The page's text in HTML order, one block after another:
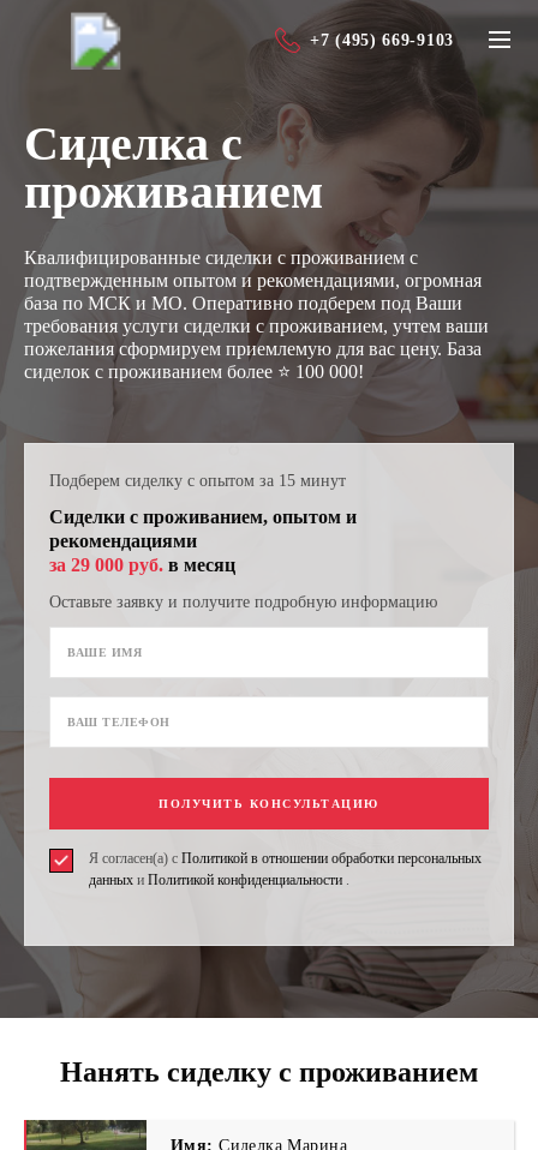
+7 (495) 669-9103
Сиделка с
проживанием
Квалифицированные сиделки с проживанием с
подтвержденным опытом и рекомендациями, огромная
база по МСК и МО. Оперативно подберем под Ваши
требования услуги сиделки с проживанием, учтем ваши
пожелания сформируем приемлемую для вас цену. База
сиделок с проживанием более ⭐ 100 000!
Подберем сиделку с опытом за 15 минут
Сиделки с проживанием, опытом и
рекомендациями
за 29 000 руб. в месяц
Оставьте заявку и получите подробную информацию
ПОЛУЧИТЬ КОНСУЛЬТАЦИЮ
Я согласен(а) с Политикой в отношении обработки персональных
данных и Политикой конфиденциальности .
Нанять сиделку с проживанием
Имя:Сиделка Марина